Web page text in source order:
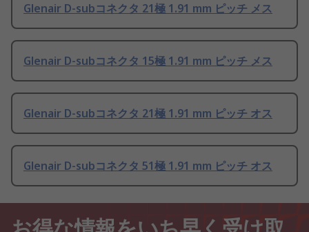
Glenair D-subコネクタ 21極 1.91 mm ピッチ メス
Glenair D-subコネクタ 15極 1.91 mm ピッチ メス
Glenair D-subコネクタ 21極 1.91 mm ピッチ オス
Glenair D-subコネクタ 51極 1.91 mm ピッチ オス